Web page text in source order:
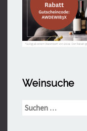
Weinsuche
Suchen